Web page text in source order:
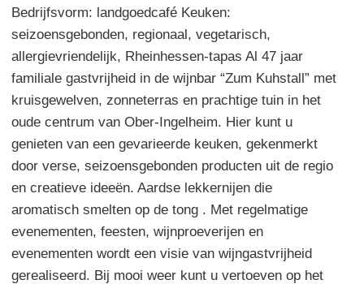
Bedrijfsvorm: landgoedcafé Keuken:
seizoensgebonden, regionaal, vegetarisch,
allergievriendelijk, Rheinhessen-tapas Al 47 jaar
familiale gastvrijheid in de wijnbar “Zum Kuhstall” met
kruisgewelven, zonneterras en prachtige tuin in het
oude centrum van Ober-Ingelheim. Hier kunt u
genieten van een gevarieerde keuken, gekenmerkt
door verse, seizoensgebonden producten uit de regio
en creatieve ideeën. Aardse lekkernijen die
aromatisch smelten op de tong . Met regelmatige
evenementen, feesten, wijnproeverijen en
evenementen wordt een visie van wijngastvrijheid
gerealiseerd. Bij mooi weer kunt u vertoeven op het